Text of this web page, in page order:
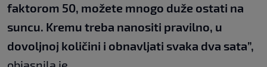
faktorom 50, možete mnogo duže ostati na
suncu. Kremu treba nanositi pravilno, u
dovoljnoj količini i obnavljati svaka dva sata”,